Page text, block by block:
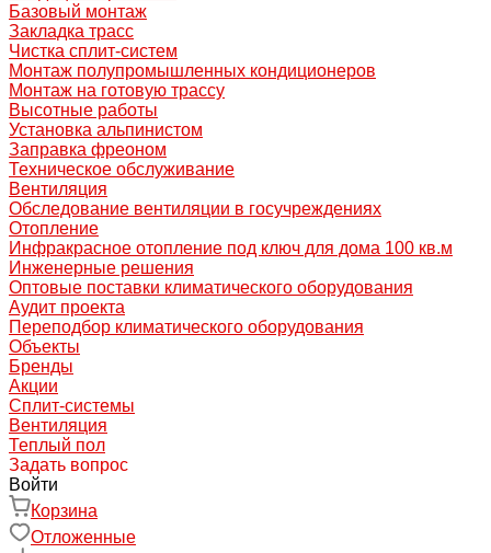
Базовый монтаж
Закладка трасс
Чистка сплит-систем
Монтаж полупромышленных кондиционеров
Монтаж на готовую трассу
Высотные работы
Установка альпинистом
Заправка фреоном
Техническое обслуживание
Вентиляция
Обследование вентиляции в госучреждениях
Отопление
Инфракрасное отопление под ключ для дома 100 кв.м
Инженерные решения
Оптовые поставки климатического оборудования
Аудит проекта
Переподбор климатического оборудования
Объекты
Бренды
Акции
Сплит-системы
Вентиляция
Теплый пол
Задать вопрос
Войти
Корзина
Отложенные